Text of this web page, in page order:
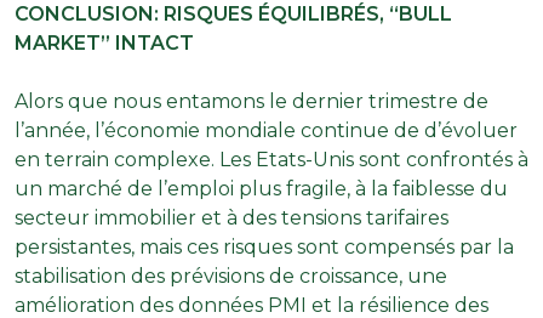
CONCLUSION: RISQUES ÉQUILIBRÉS, “BULL
MARKET” INTACT
Alors que nous entamons le dernier trimestre de
l’année, l’économie mondiale continue de d’évoluer
en terrain complexe. Les Etats-Unis sont confrontés à
un marché de l’emploi plus fragile, à la faiblesse du
secteur immobilier et à des tensions tarifaires
persistantes, mais ces risques sont compensés par la
stabilisation des prévisions de croissance, une
amélioration des données PMI et la résilience des